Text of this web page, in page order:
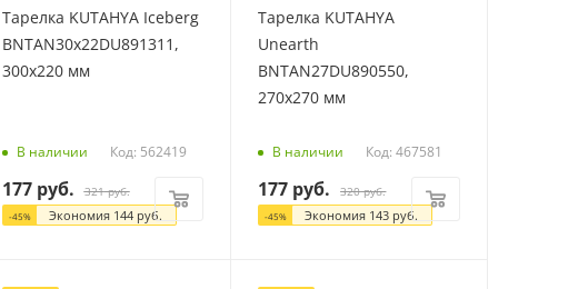
Тарелка KUTAHYA Iceberg
BNTAN30x22DU891311,
300х220 мм
В наличии Код: 562419
177руб. 321руб.
-45% Экономия 144руб.
Тарелка KUTAHYA
Unearth
BNTAN27DU890550,
270х270 мм
В наличии Код: 467581
177 руб. 320руб.
-45% Экономия 143 руб.